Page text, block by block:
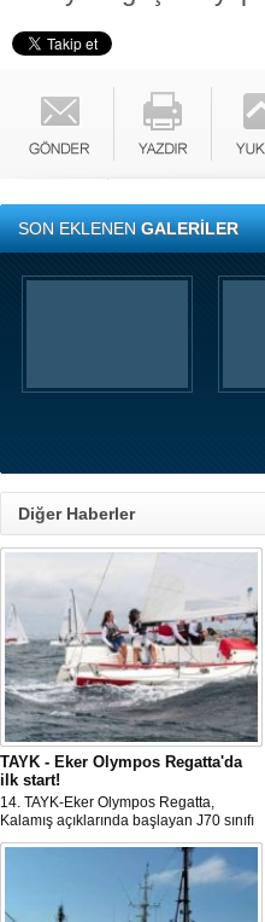
SON EKLENENGALERİLER
Diğer Haberler
TAYK - Eker Olympos Regatta'da
ilk start!
14. TAYK-Eker Olympos Regatta,
Kalamış açıklarında başlayan J70 sınıfı
yarışlarıyla ilk startını verdi. İstanbul'u 10
gün boyunca yelken coşkusuyla
buluşturacak organizasyonun ilk
gününde 9 tekne rüzgârla buluştu.